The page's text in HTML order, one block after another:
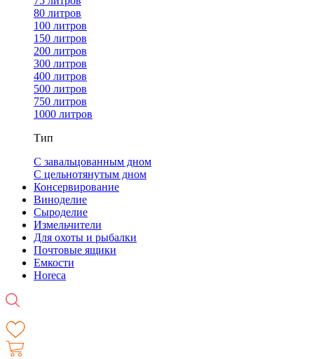
80 литров
100 литров
150 литров
200 литров
300 литров
400 литров
500 литров
750 литров
1000 литров
Тип
С завальцованным дном
С цельнотянутым дном
Консервирование
Виноделие
Сыроделие
Измельчители
Для охоты и рыбалки
Почтовые ящики
Емкости
Horeca